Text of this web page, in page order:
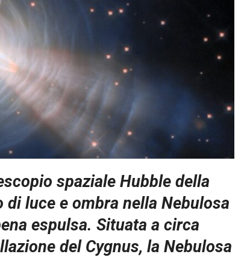
spaziale Hubble della
luce e ombra nella Nebulosa
espulsa. Situata a circa
del Cygnus, la Nebulosa